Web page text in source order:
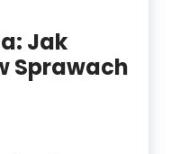
Jak
Sprawach